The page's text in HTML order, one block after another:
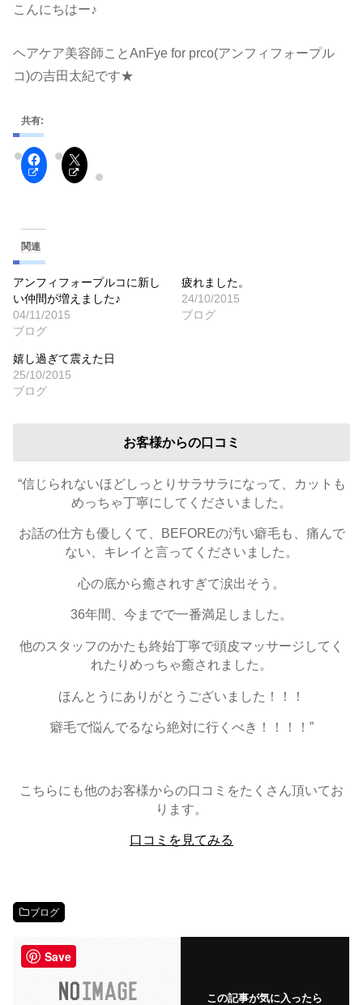
こんにちはー♪
ヘアケア美容師ことAnFye for prco(アンフィフォープル
コ)の吉田太紀です★
共有:
関連
アンフィフォープルコに新し
い仲間が増えました♪
04/11/2015
ブログ
疲れました。
24/10/2015
ブログ
嬉し過ぎて震えた日
25/10/2015
ブログ
お客様からの口コミ
“信じられないほどしっとりサラサラになって、カットも
めっちゃ丁寧にしてくださいました。
お話の仕方も優しくて、BEFOREの汚い癖毛も、痛んで
ない、キレイと言ってくださいました。
心の底から癒されすぎて涙出そう。
36年間、今までで一番満足しました。
他のスタッフのかたも終始丁寧で頭皮マッサージしてく
れたりめっちゃ癒されました。
ほんとうにありがとうございました！！！
癖毛で悩んでるなら絶対に行くべき！！！！”
こちらにも他のお客様からの口コミをたくさん頂いてお
ります。
口コミを見てみる
ブログ
この記事が気に入ったら
Save